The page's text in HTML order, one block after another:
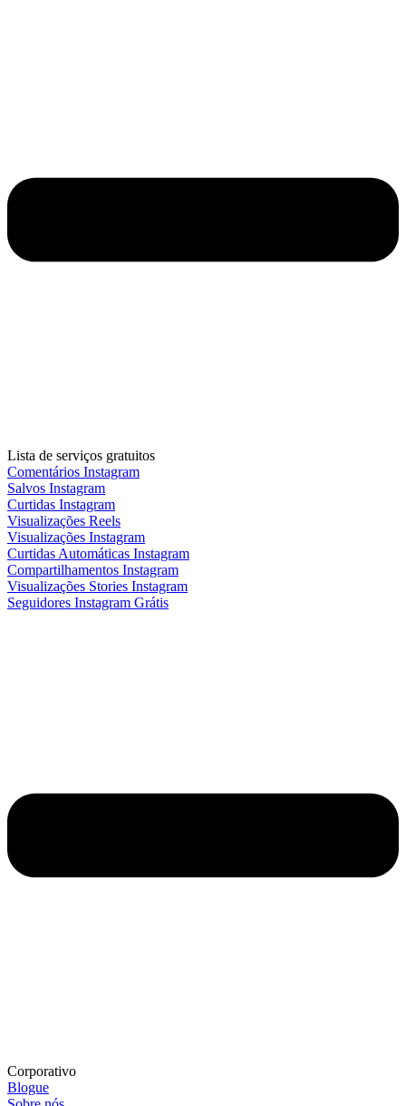
Lista de serviços gratuitos
Comentários Instagram
Salvos Instagram
Curtidas Instagram
Visualizações Reels
Visualizações Instagram
Curtidas Automáticas Instagram
Compartilhamentos Instagram
Visualizações Stories Instagram
Seguidores Instagram Grátis
Corporativo
Blogue